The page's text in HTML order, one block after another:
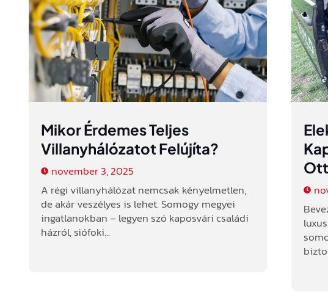
Mikor Érdemes Teljes
Villanyhálózatot Felújíta?
november 3, 2025
A régi villanyhálózat nemcsak kényelmetlen,
de akár veszélyes is lehet. Somogy megyei
ingatlanokban – legyen szó kaposvári családi
házról, siófoki...